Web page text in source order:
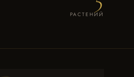
РАСТЕНИЙ